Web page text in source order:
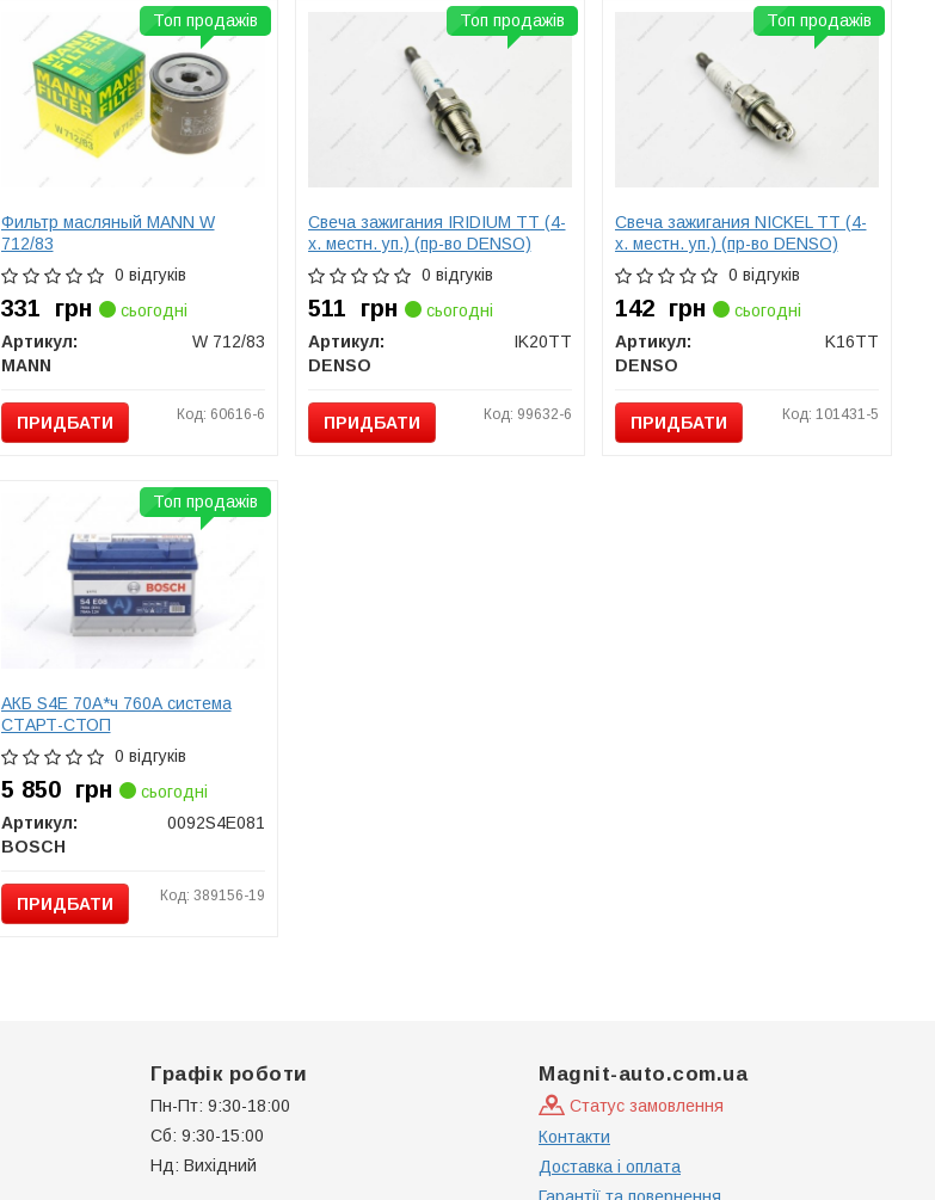
Фильтр масляный MANN W
712/83
0 відгуків
331 грн
сьогодні
Артикул:
W 712/83
MANN
ПРИДБАТИ Код: 60616-6
Топ продажів
Свеча зажигания IRIDIUM TT (4-
х. местн. уп.) (пр-во DENSO)
0 відгуків
511 грн
сьогодні
Артикул:
IK20TT
DENSO
ПРИДБАТИ Код: 99632-6
Топ продажів
Свеча зажигания NICKEL TT (4-
х. местн. уп.) (пр-во DENSO)
0 відгуків
142 грн
сьогодні
Артикул:
K16TT
DENSO
ПРИДБАТИ Код: 101431-5
Топ продажів
АКБ S4E 70А*ч 760А система
СТАРТ-СТОП
0 відгуків
5 850 грн
сьогодні
Артикул:
0092S4E081
BOSCH
ПРИДБАТИ Код: 389156-19
Топ продажів
Графік роботи
Пн-Пт: 9:30-18:00
Сб: 9:30-15:00
Нд: Вихідний
Magnit-auto.com.ua
Статус замовлення
Контакти
Доставка і оплата